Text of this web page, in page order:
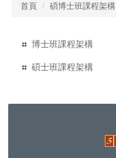
首頁 碩博士班課程架構
博士班課程架構
碩士班課程架構